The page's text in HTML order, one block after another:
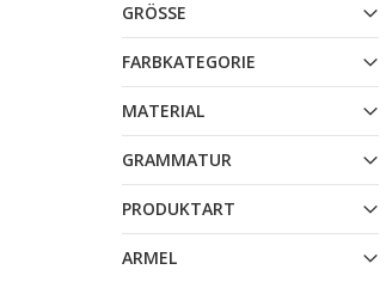
GRÖSSE
FARBKATEGORIE
MATERIAL
GRAMMATUR
PRODUKTART
ARMEL